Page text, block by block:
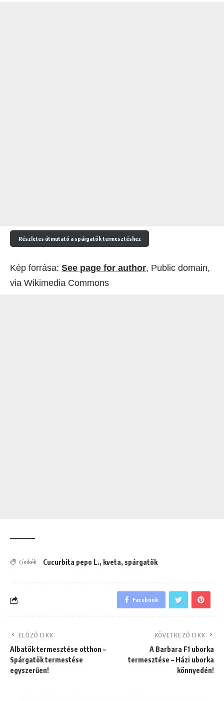
Részletes útmutató a spárgatök termesztéshez
Kép forrása: See page for author, Public domain,
via Wikimedia Commons
Címkék: Cucurbita pepo L., kveta, spárgatök
Facebook
ELŐZŐ CIKK
Albatök termesztése otthon –
Spárgatök termestése
egyszerűen!
KÖVETKEZŐ CIKK
A Barbara F1 uborka
termesztése – Házi uborka
könnyedén!